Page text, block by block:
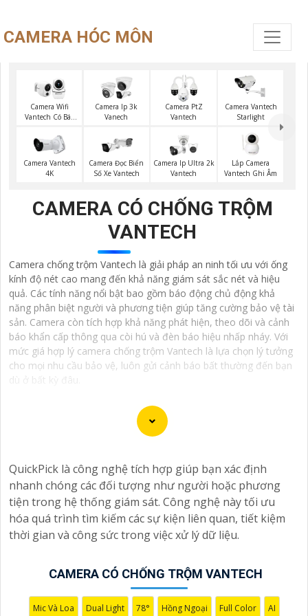
CAMERA HÓC MÔN
Camera Wifi
Vantech Có Báo
Camera Ip 3k
Vanech
Camera PtZ
Vantech
Camera Vantech
Starlight
Camera Vantech
4K
Camera Đọc Biển
Số Xe Vantech
Camera Ip Ultra 2k
Vantech
Lắp Camera
Vantech Ghi Âm
CAMERA CÓ CHỐNG TRỘM
VANTECH
Camera chống trộm Vantech là giải pháp an ninh tối ưu với ống
kính độ nét cao mang đến khả năng giám sát sắc nét và hiệu
quả. Các tính năng nổi bật bao gồm báo động chủ động khả
năng phân biệt người và phương tiện giúp tăng cường bảo vệ tài
sản. Camera còn tích hợp khả năng phát hiện, theo dõi và cảnh
báo khẩn cấp thông qua còi hú và đèn báo hiệu nhấp nháy. Với
mức giá hợp lý camera chống trộm Vantech là lựa chọn lý tưởng
cho mọi nhu cầu bảo vệ, luôn gửi cảnh báo bất thường đến bạn
dù ở bất kỳ đâu.
hàng đầu tại Việt Nam, chúng được thiết kế với công
nghệ hiện đại và chất lượng cao để khẳng định an ninh
và giám sát tốt cho ngôi nhà, cửa hàng, văn phòng
hoặc doanh nghiệp của bạn.
Vantech Việt Nam cung cấp các dòng sản phẩm camera
TVI, camera AHD, camera wifi, camera thông minh, và
nhiều hơn nữa. Các sản phẩm của Vantech được sản
xuất theo tiêu chuẩn chất lượng cao, đáng tin cậy và dễ
QuickPick là công nghệ tích hợp giúp bạn xác định
nhanh chóng các đối tượng như người hoặc phương
tiện trong hệ thống giám sát. Công nghệ này tối ưu
hóa quá trình tìm kiếm các sự kiện liên quan, tiết kiệm
thời gian và công sức trong việc xử lý dữ liệu.
CAMERA CÓ CHỐNG TRỘM VANTECH
Mic Và Loa Dual Light 78° Hồng Ngoại Full Color AI